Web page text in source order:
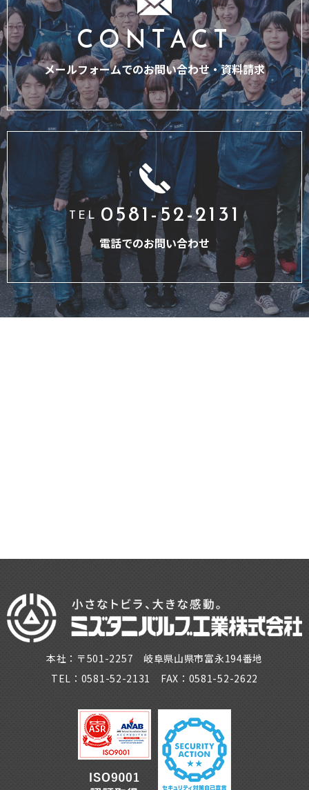
CONTACT
メールフォームでのお問い合わせ・資料請求
TEL 0581-52-2131
電話でのお問い合わせ
本社：〒501-2257 岐阜県山県市富永194番地
TEL：0581-52-2131 FAX：0581-52-2622